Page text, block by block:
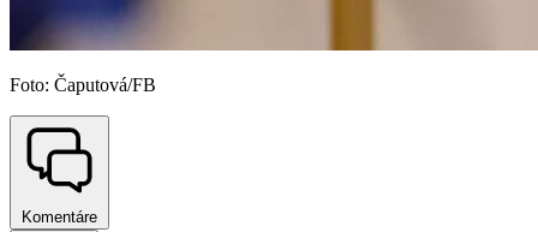
Foto: Čaputová/FB
Komentáre